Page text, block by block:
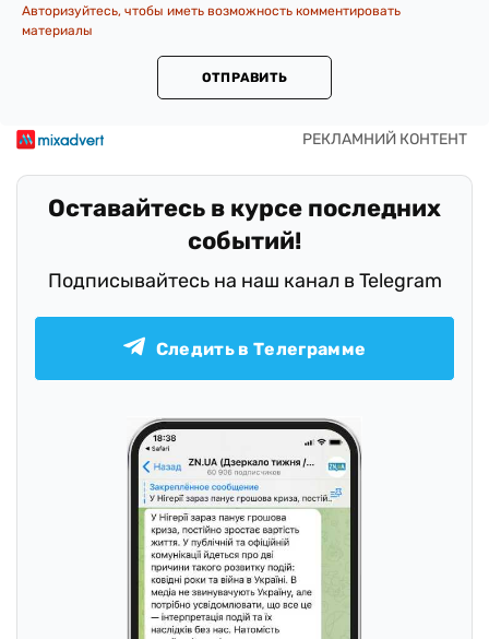
Авторизуйтесь, чтобы иметь возможность комментировать
материалы
ОТПРАВИТЬ
Оставайтесь в курсе последних
событий!
Подписывайтесь на наш канал в Telegram
Следить в Телеграмме